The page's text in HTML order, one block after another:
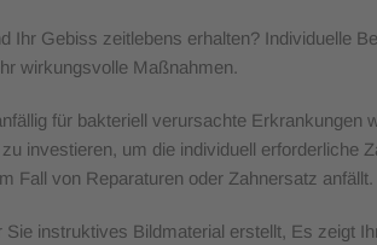
Ihr Gebiss zeitlebens erhalten? Individuelle
wirkungsvolle Maßnahmen.
für bakteriell verursachte
investieren, um die individuell
Fall von Reparaturen oder Zahnersatz anfällt.
instruktives Bildmaterial erstellt, Es zeigt